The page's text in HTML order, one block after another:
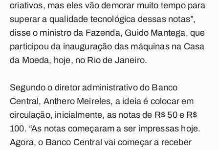
criativos, mas eles vão demorar muito tempo para
superar a qualidade tecnológica dessas notas”,
disse o ministro da Fazenda, Guido Mantega, que
participou da inauguração das máquinas na Casa
da Moeda, hoje, no Rio de Janeiro.
Segundo o diretor administrativo do Banco
Central, Anthero Meireles, a ideia é colocar em
circulação, inicialmente, as notas de R$ 50 e R$
100. “As notas começaram a ser impressas hoje.
Agora, o Banco Central vai começar a receber